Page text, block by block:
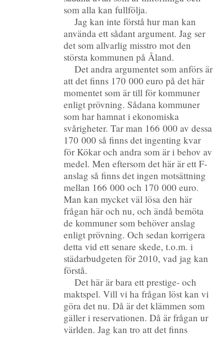
som alla kan fullfölja.
Jag kan inte förstå hur man kan
använda ett sådant argument. Jag ser
det som allvarlig misstro mot den
största kommunen på Åland.
Det andra argumentet som anförs är
att det finns 170 000 euro på det här
momentet som är till för kommuner
enligt prövning. Sådana kommuner
som har hamnat i ekonomiska
svårigheter. Tar man 166 000 av dessa
170 000 så finns det ingenting kvar
för Kökar och andra som är i behov av
medel. Men eftersom det här är ett F-
anslag så finns det ingen motsättning
mellan 166 000 och 170 000 euro.
Man kan mycket väl lösa den här
frågan här och nu, och ändå bemöta
de kommuner som behöver anslag
enligt prövning. Och sedan korrigera
detta vid ett senare skede, t.o.m. i
städarbudgeten för 2010, vad jag kan
förstå.
Det här är bara ett prestige- och
maktspel. Vill vi ha frågan löst kan vi
göra det nu. Då är det klämmen som
gäller i reservationen. Då är frågan ur
världen. Jag kan tro att det finns